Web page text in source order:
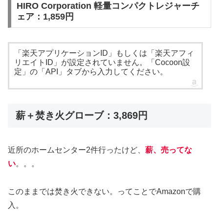
HIRO Corporation 軽量コンパクトレジャーチ
ェア：1,859円
「楽天アプリケーションID」もしくは「楽天アフィ
リエイトID」が設定されていません。「Cocoon設
定」の「API」タブから入力してください。
薪＋焚き火グローブ：3,869円
近所のホームセンター2件行ったけど、 薪、売ってな
い。。。
このままでは焚き火できない。ってことでAmazonで購
入。